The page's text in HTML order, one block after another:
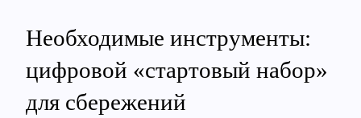
Необходимые инструменты:
цифровой «стартовый набор»
для сбережений